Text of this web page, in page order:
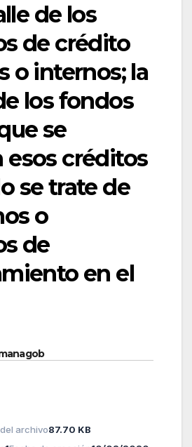
de los
de crédito
o internos; la
los fondos
se
esos créditos
se trate de
o
de
en el
archivo87.70 KB